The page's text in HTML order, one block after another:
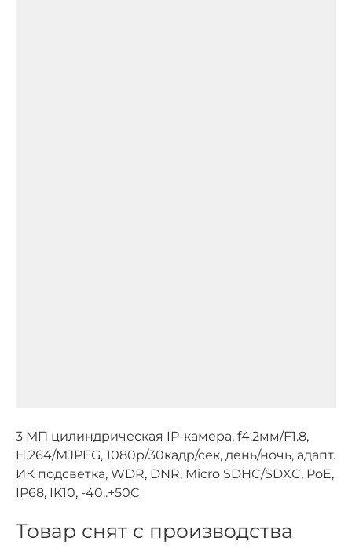
3 МП цилиндрическая IP-камера, f4.2мм/F1.8,
H.264/MJPEG, 1080p/30кадр/сек, день/ночь, адапт.
ИК подсветка, WDR, DNR, Micro SDHC/SDXC, PoE,
IP68, IK10, -40..+50C
Товар снят с производства